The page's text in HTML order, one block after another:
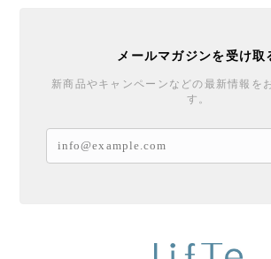
メールマガジンを受け取
新商品やキャンペーンなどの最新情報を
す。